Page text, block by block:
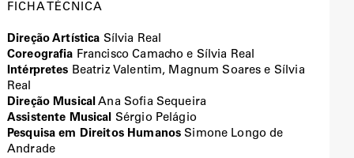
FICHA TÉCNICA
Direção Artística Sílvia Real
Coreografia Francisco Camacho e Sílvia Real
Intérpretes Beatriz Valentim, Magnum Soares e Sílvia
Real
Direção Musical Ana Sofia Sequeira
Assistente Musical Sérgio Pelágio
Pesquisa em Direitos Humanos Simone Longo de
Andrade